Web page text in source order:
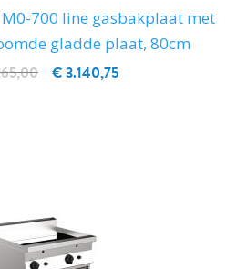
700 line gasbakplaat met
gladde plaat, 80cm
€ 3.140,75